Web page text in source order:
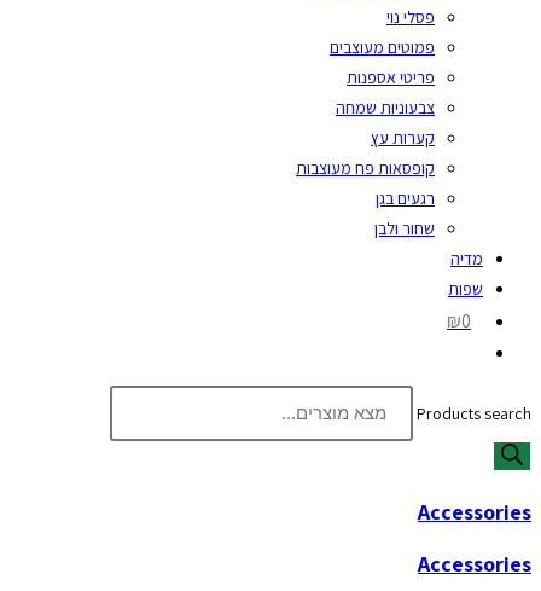
פסלי נוי
פמוטים מעוצבים
פריטי אספנות
צבעוניות שמחה
קערות עץ
קופסאות פח מעוצבות
רגעים בגן
שחור ולבן
מדיה
שפות
₪0
Products search
Accessories
Accessories